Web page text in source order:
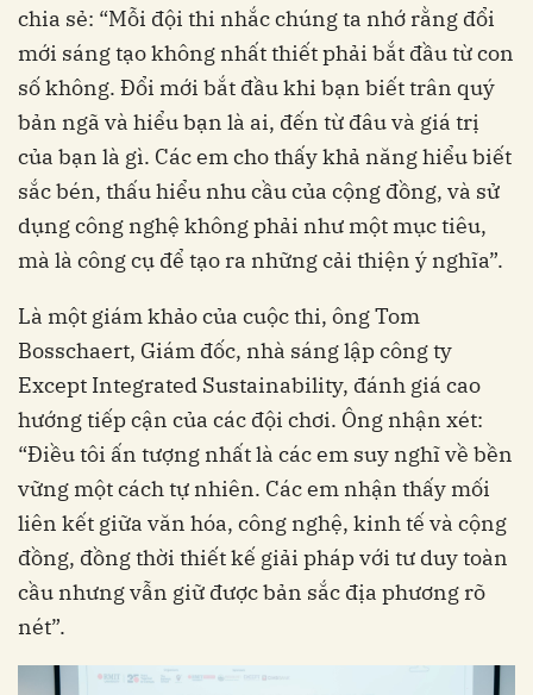
chia sẻ: “Mỗi đội thi nhắc chúng ta nhớ rằng đổi
mới sáng tạo không nhất thiết phải bắt đầu từ con
số không. Đổi mới bắt đầu khi bạn biết trân quý
bản ngã và hiểu bạn là ai, đến từ đâu và giá trị
của bạn là gì. Các em cho thấy khả năng hiểu biết
sắc bén, thấu hiểu nhu cầu của cộng đồng, và sử
dụng công nghệ không phải như một mục tiêu,
mà là công cụ để tạo ra những cải thiện ý nghĩa”.
Là một giám khảo của cuộc thi, ông Tom
Bosschaert, Giám đốc, nhà sáng lập công ty
Except Integrated Sustainability, đánh giá cao
hướng tiếp cận của các đội chơi. Ông nhận xét:
“Điều tôi ấn tượng nhất là các em suy nghĩ về bền
vững một cách tự nhiên. Các em nhận thấy mối
liên kết giữa văn hóa, công nghệ, kinh tế và cộng
đồng, đồng thời thiết kế giải pháp với tư duy toàn
cầu nhưng vẫn giữ được bản sắc địa phương rõ
nét”.